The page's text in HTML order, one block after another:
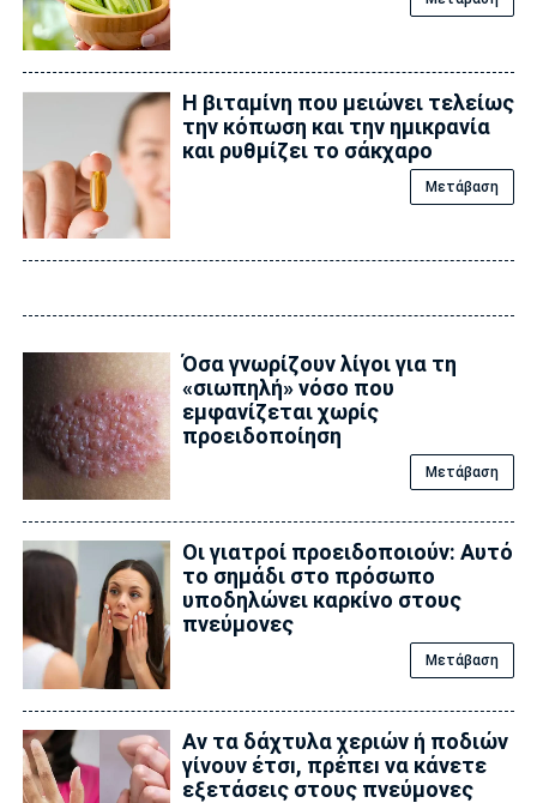
Η βιταμίνη που μειώνει τελείως
την κόπωση και την ημικρανία
και ρυθμίζει το σάκχαρο
Μετάβαση
Όσα γνωρίζουν λίγοι για τη
«σιωπηλή» νόσο που
εμφανίζεται χωρίς
προειδοποίηση
Μετάβαση
Οι γιατροί προειδοποιούν: Αυτό
το σημάδι στο πρόσωπο
υποδηλώνει καρκίνο στους
πνεύμονες
Μετάβαση
Αν τα δάχτυλα χεριών ή ποδιών
γίνουν έτσı, πρέπεı να κάνετε
εξετάσεις στους πνεύμονες